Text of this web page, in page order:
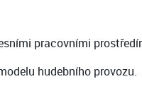
pracovními
hudebního provozu.